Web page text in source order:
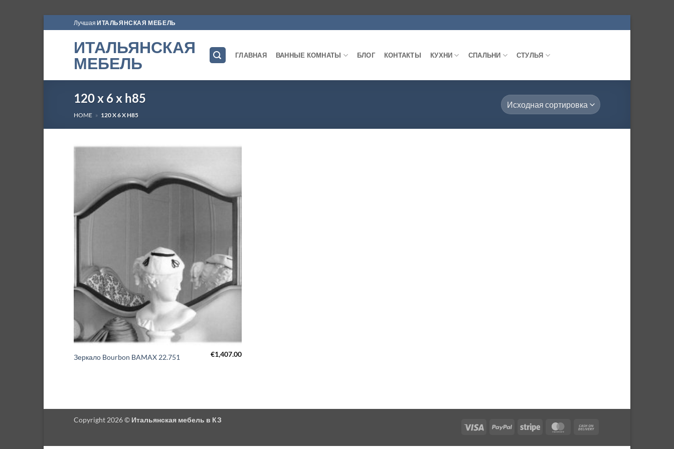
to
Лучшая ИТАЛЬЯНСКАЯ МЕБЕЛЬ
ИТАЛЬЯНСКАЯ
МЕБЕЛЬ
ГЛАВНАЯ ВАННЫЕ КОМНАТЫ БЛОГ КОНТАКТЫ КУХНИ СПАЛЬНИ СТУЛЬЯ
120 x 6 x h85
HOME » 120 X 6 X H85
Зеркало Bourbon BAMAX 22.751 €1,407.00
Visa PayPal Stripe MasterCard
Copyright 2026 © Итальянская мебель в КЗ